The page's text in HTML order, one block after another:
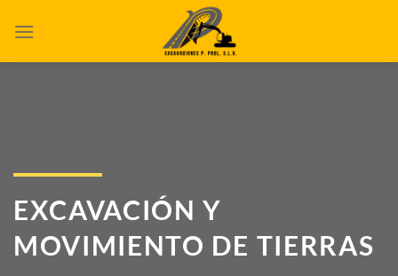
EXCAVACIÓN Y
MOVIMIENTO DE TIERRAS